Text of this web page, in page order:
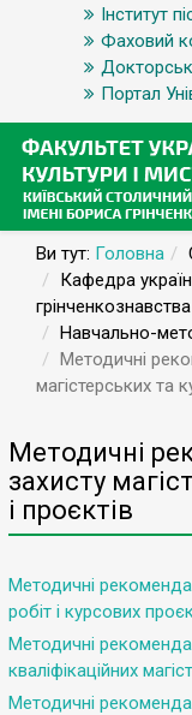
Інститут
Фаховий
Портал
Ви тут: Головна
Кафедра
грінченкознавства
Навчально-
Методичні
магістерських та
Методичні
захисту
і проєктів
Методичні
робіт і курсових
Методичні
кваліфікаційних
Методичні